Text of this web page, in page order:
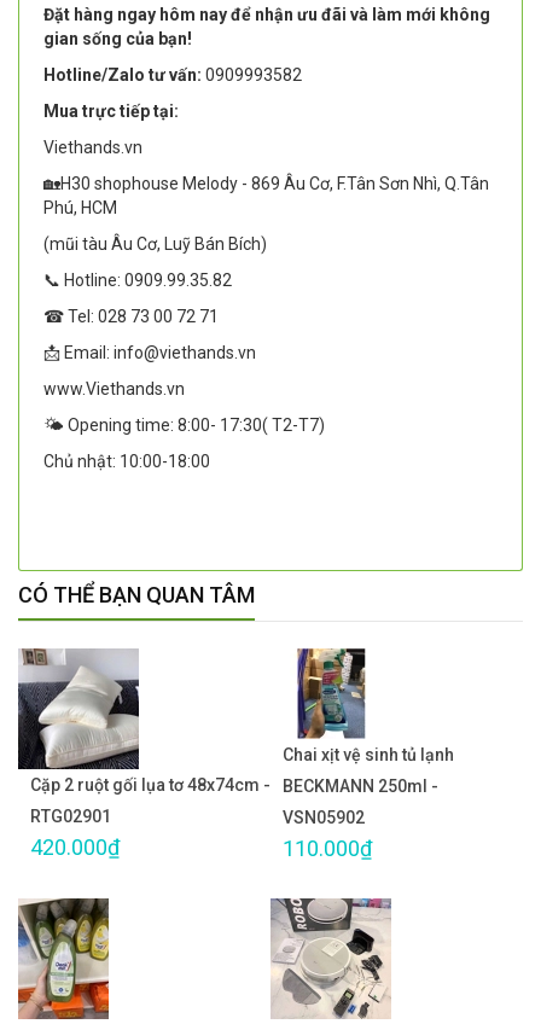
Đặt hàng ngay hôm nay để nhận ưu đãi và làm mới không
gian sống của bạn!
Hotline/Zalo tư vấn: 0909993582
Mua trực tiếp tại:
Viethands.vn
🏡H30 shophouse Melody - 869 Âu Cơ, F.Tân Sơn Nhì, Q.Tân
Phú, HCM
(mũi tàu Âu Cơ, Luỹ Bán Bích)
📞 Hotline: 0909.99.35.82
☎ Tel: 028 73 00 72 71
📩 Email: info@viethands.vn
www.Viethands.vn
🌤️ Opening time: 8:00- 17:30( T2-T7)
Chủ nhật: 10:00-18:00
CÓ THỂ BẠN QUAN TÂM
Cặp 2 ruột gối lụa tơ 48x74cm -
RTG02901
420.000₫
Chai xịt vệ sinh tủ lạnh
BECKMANN 250ml -
VSN05902
110.000₫